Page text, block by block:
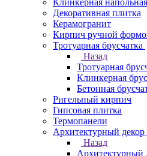
Клинкерная
Декоративная плитка
Керамогранит
Кирпич ручной
Тротуарная брусчатка
Назад
Тротуарная
Клинкерная
Бетонная
Ригельный кирпич
Гипсовая плитка
Термопанели
Архитектурный декор
Назад
Архитектурный